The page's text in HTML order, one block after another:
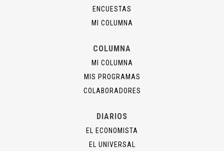
ENCUESTAS
MI COLUMNA
COLUMNA
MI COLUMNA
MIS PROGRAMAS
COLABORADORES
DIARIOS
EL ECONOMISTA
EL UNIVERSAL